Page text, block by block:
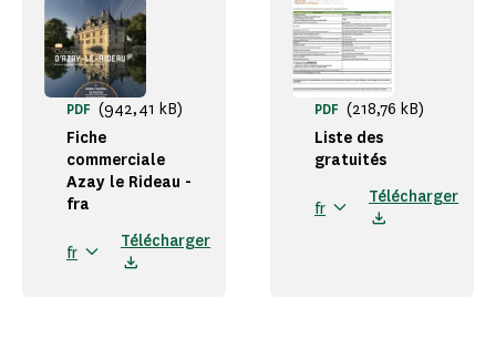
Fiche
commerciale
Azay le Rideau -
fra
PDF (942,41 kB)
fr
Télécharger
Liste des
gratuités
PDF (218,76 kB)
fr
Télécharger